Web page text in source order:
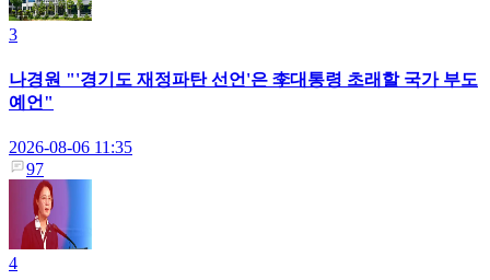
3
나경원 "'경기도 재정파탄 선언'은 李대통령 초래할 국가 부도
예언"
2026-08-06 11:35
97
4